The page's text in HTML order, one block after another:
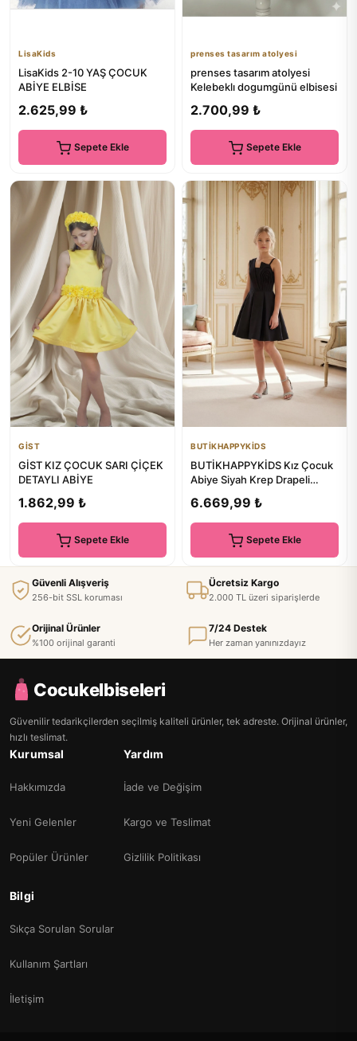
LisaKids
LisaKids 2-10 YAŞ ÇOCUK
ABİYE ELBİSE
2.625,99 ₺
Sepete Ekle
prenses tasarım atolyesi
prenses tasarım atolyesi
Kelebeklı dogumgünü elbisesi
2.700,99 ₺
Sepete Ekle
GİST
GİST KIZ ÇOCUK SARI ÇİÇEK
DETAYLI ABİYE
1.862,99 ₺
Sepete Ekle
BUTİKHAPPYKİDS
BUTİKHAPPYKİDS Kız Çocuk
Abiye Siyah Krep Drapeli
Detay...
6.669,99 ₺
Sepete Ekle
Güvenli Alışveriş
256-bit SSL koruması
Ücretsiz Kargo
2.000 TL üzeri siparişlerde
Orijinal Ürünler
%100 orijinal garanti
7/24 Destek
Her zaman yanınızdayız
Cocukelbiseleri
Güvenilir tedarikçilerden seçilmiş kaliteli ürünler, tek adreste. Orijinal ürünler,
hızlı teslimat.
Kurumsal
Hakkımızda
Yeni Gelenler
Popüler Ürünler
Yardım
İade ve Değişim
Kargo ve Teslimat
Gizlilik Politikası
Bilgi
Sıkça Sorulan Sorular
Kullanım Şartları
İletişim